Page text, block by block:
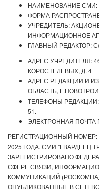
НАИМЕНОВАНИЕ СМИ:
ФОРМА
УЧРЕДИТЕЛЬ:
ИНФОРМАЦИОННОЕ
ГЛАВНЫЙ РЕДАКТОР:
АДРЕС УЧРЕДИТЕЛЯ:
КОРОСТЕЛЕВЫХ, Д. 4
АДРЕС РЕДАКЦИИ И
ОБЛАСТЬ,
ТЕЛЕФОНЫ РЕДАКЦИИ:
51.
ЭЛЕКТРОННАЯ ПОЧТА
РЕГИСТРАЦИОННЫЙ НОМЕР:
2025 ГОДА. СМИ "ГВАРДЕЕЦ
ЗАРЕГИСТРИРОВАНО
СФЕРЕ СВЯЗИ,
КОММУНИКАЦИЙ
ОПУБЛИКОВАННЫЕ В